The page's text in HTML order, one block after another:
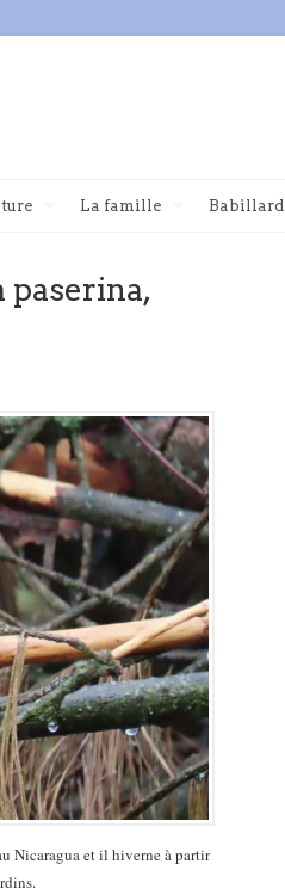
La famille Babillard
paserina,
Nicaragua et il hiverne à partir